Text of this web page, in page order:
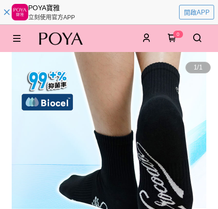
POYA寶雅
立刻使用官方APP
開啟APP
0
1/1